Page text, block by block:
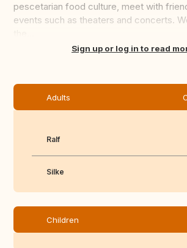
pescetarian food culture, meet with
events such as theaters and concerts.
Translate thisSign up or log in to read
Adults
Ralf
Silke
Children